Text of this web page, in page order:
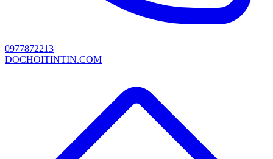
0977872213
DOCHOITINTIN.COM